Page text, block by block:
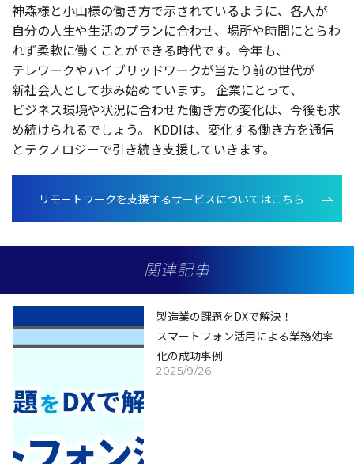
神森様と小山様の働き方で示されているように、 各人が
自分の人生や生活のプランに合わせ、 場所や時間にとらわ
れず柔軟に働くことができる時代です。 今年も、
テレワークやハイブリッドワークが当たり前の世代が
新社会人として歩み始めています。 企業にとって、
ビジネス環境や状況に合わせた働き方の変化は、 今後も求
め続けられるでしょう。
KDDIは、 変化する働き方を通信
とテクノロジーで引き続き支援していきます。
リモートワークを支援するサービスについてはこちら
関連記事
2025/9/26
製造業の課題をDXで解決！
スマートフォン活用による業務効率
化の成功事例